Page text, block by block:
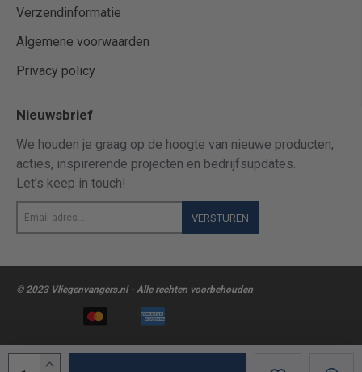
Verzendinformatie
Algemene voorwaarden
Privacy policy
Nieuwsbrief
We houden je graag op de hoogte van nieuwe producten,
acties, inspirerende projecten en bedrijfsupdates.
Let's keep in touch!
adres...
VERSTUREN
© 2023 Vliegenvangers.nl - Alle rechten voorbehouden